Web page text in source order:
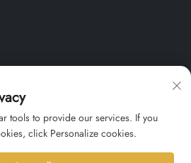
tools to provide our services. If you
click Personalize cookies.